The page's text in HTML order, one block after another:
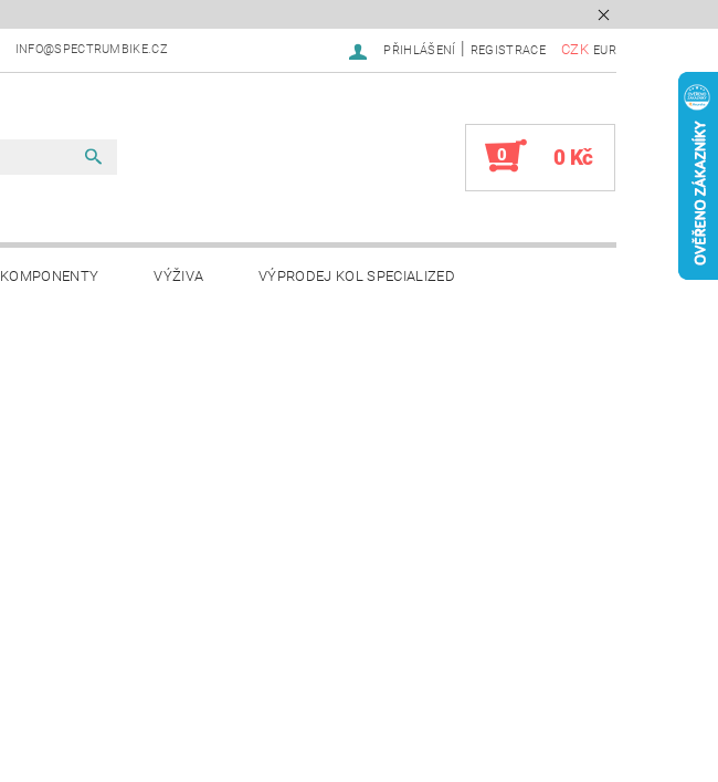
INFO@SPECTRUMBIKE.CZ CZK EUR
PŘIHLÁŠENÍ REGISTRACE
0 0 Kč
KOMPONENTY VÝŽIVA VÝPRODEJ KOL SPECIALIZED